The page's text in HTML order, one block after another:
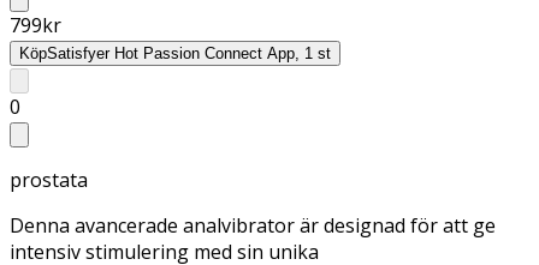
799kr
KöpSatisfyer Hot Passion Connect App, 1 st
0
prostata
Denna avancerade analvibrator är designad för att ge
intensiv stimulering med sin unika